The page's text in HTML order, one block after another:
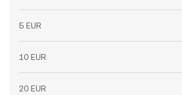
5 EUR
10 EUR
20 EUR